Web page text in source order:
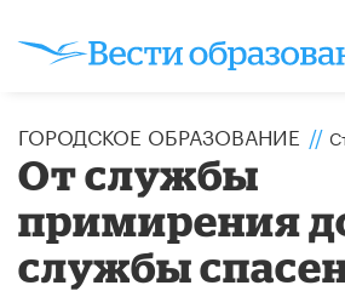
ГОРОДСКОЕ ОБРАЗОВАНИЕ //
От службы
примирения
службы